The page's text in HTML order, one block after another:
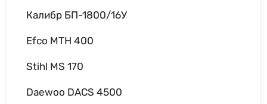
Калибр БП-1800/16У
Efco MTH 400
Stihl MS 170
Daewoo DACS 4500